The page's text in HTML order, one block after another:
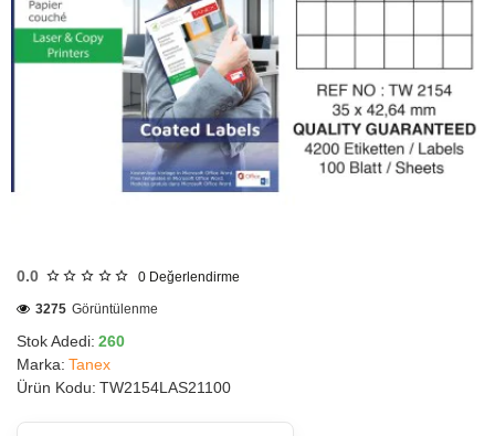
0.0 0 Değerlendirme
Stok Adedi: 260
Marka: Tanex
Ürün Kodu: TW2154LAS21100
3275 Görüntülenme